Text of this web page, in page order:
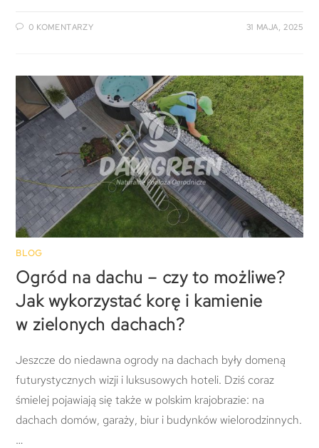
0 KOMENTARZY 31 MAJA, 2025
BLOG
Ogród na dachu – czy to możliwe?
Jak wykorzystać korę i kamienie
w zielonych dachach?
Jeszcze do niedawna ogrody na dachach były domeną
futurystycznych wizji i luksusowych hoteli. Dziś coraz
śmielej pojawiają się także w polskim krajobrazie: na
dachach domów, garaży, biur i budynków wielorodzinnych.
…